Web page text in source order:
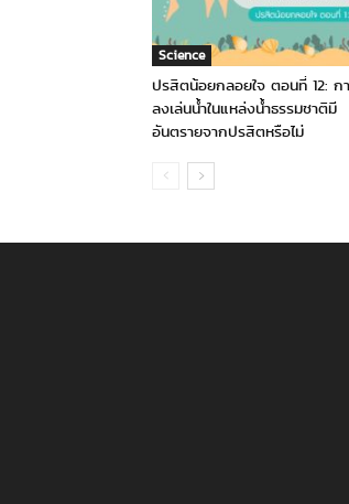
Science
ปรสิตน้อยกลอยใจ ตอนที่ 12: ก
ลงเล่นน้ำในแหล่งน้ำธรรมชาติมี
อันตรายจากปรสิตหรือไม่